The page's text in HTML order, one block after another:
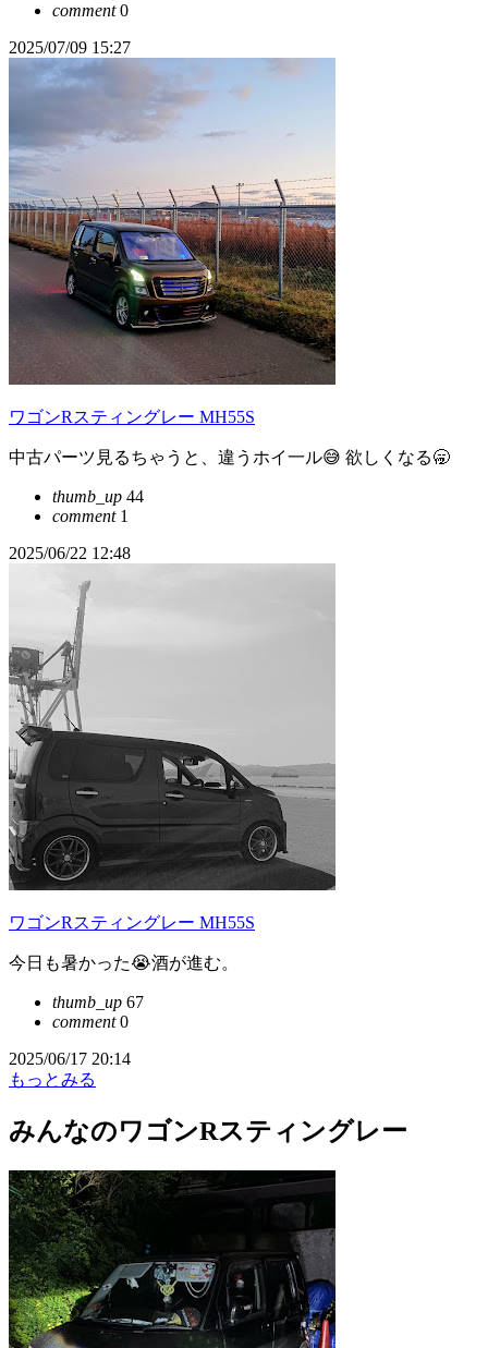
comment0
2025/07/09 15:27
ワゴンRスティングレー MH55S
中古パーツ見るちゃうと、違うホイ一ル😅 欲しくなる🥱
thumb_up 44
comment1
2025/06/22 12:48
ワゴンRスティングレー MH55S
今日も暑かった😭酒が進む。
thumb_up 67
comment0
2025/06/17 20:14
もっとみる
みんなのワゴンRスティングレー